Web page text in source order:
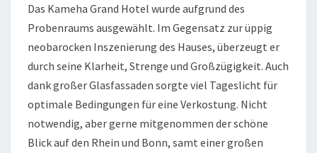
Das Kameha Grand Hotel wurde aufgrund des
Probenraums ausgewählt. Im Gegensatz zur üppig
neobarocken Inszenierung des Hauses, überzeugt er
durch seine Klarheit, Strenge und Großzügigkeit. Auch
dank großer Glasfassaden sorgte viel Tageslicht für
optimale Bedingungen für eine Verkostung. Nicht
notwendig, aber gerne mitgenommen der schöne
Blick auf den Rhein und Bonn, samt einer großen